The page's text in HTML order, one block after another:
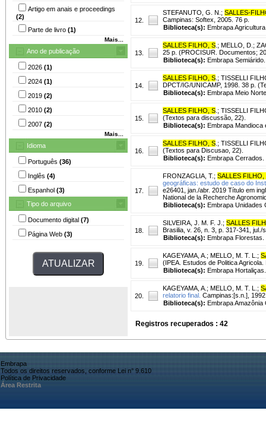
Artigo em anais e proceedings
(2)
Parte de livro (1)
Mais...
Ano de publicação
2026 (1)
2024 (1)
2019 (2)
2010 (2)
2007 (2)
Mais...
Idioma
Português (36)
Inglês (4)
Espanhol (3)
Tipo do arquivo
Documento digital (7)
Página Web (3)
12.
STEFANUTO, G. N. ; SALLES-
Campinas: Softex, 2005. 76 p.
Biblioteca(s): Embrapa
13.
SALLES FILHO, S ; MELLO, D. ;
25 p. (PROCISUR. Documentos;
Biblioteca(s): Embrapa Semiárido.
14.
SALLES FILHO, S ; TISSELLI
DPCT/IG/UNICAMP, 1998. 38 p.
Biblioteca(s): Embrapa Meio
15.
SALLES FILHO, S ; TISSELLI
(Textos para discussão, 22).
Biblioteca(s): Embrapa Mandioca
16.
SALLES FILHO, S ; TISSELLI
(Textos para Discusao, 22).
Biblioteca(s): Embrapa Cerrados.
17.
FRONZAGLIA, T. ; SALLES FILHO,
geográficas: estudo de caso do
e26401, jan./abr. 2019 Título em
National de la Recherche
Biblioteca(s): Embrapa Unidades
18.
SILVEIRA, J. M. F. J. ; SALLES
Brasilia, v. 26, n. 3, p. 317-341, jul./
Biblioteca(s): Embrapa Florestas.
19.
KAGEYAMA, A. ; MELLO, M. T. L. ;
(IPEA. Estudos de Politica
Biblioteca(s): Embrapa Hortaliças.
20.
KAGEYAMA, A. ; MELLO, M. T. L. ;
relatorio final. Campinas:[s.n.],
Biblioteca(s): Embrapa Amazônia
Registros recuperados : 42
Embrapa
Todos os direitos reservados, conforme Lei n° 9.610
Política de Privacidade
Área Restrita